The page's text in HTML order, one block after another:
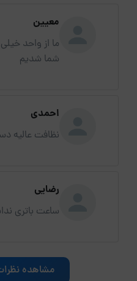
معیین
ما از واحد
شما شدیم
احمدی
نظافت عالیه
رضایی
ساعت باتری
مشاهده نظرات